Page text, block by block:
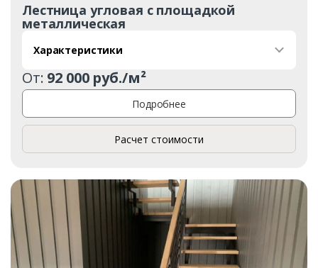
Лестница угловая с площадкой
металлическая
Характеристики
От: 92 000 руб./м²
Подробнее
Расчет стоимости